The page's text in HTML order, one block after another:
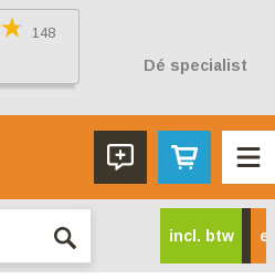
148
Dé specialist
incl. btw